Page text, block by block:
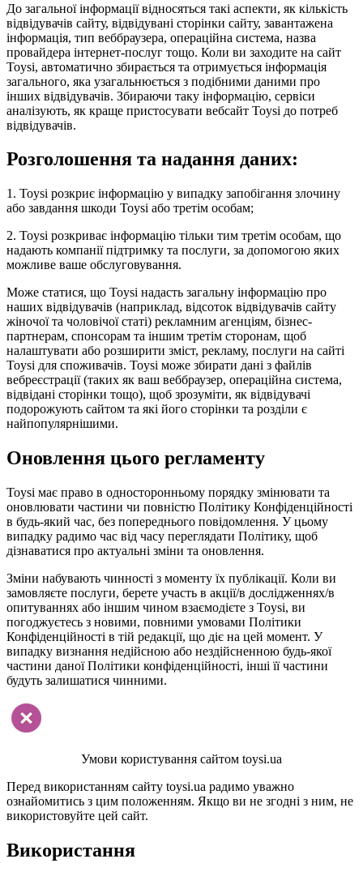
До загальної інформації відносяться такі аспекти, як кількість
відвідувачів сайту, відвідувані сторінки сайту, завантажена
інформація, тип веббраузера, операційна система, назва
провайдера інтернет-послуг тощо. Коли ви заходите на сайт
Toysi, автоматично збирається та отримується інформація
загального, яка узагальнюється з подібними даними про
інших відвідувачів. Збираючи таку інформацію, сервіси
аналізують, як краще пристосувати вебсайт Toysi до потреб
відвідувачів.
Розголошення та надання даних:
1. Toysi розкриє інформацію у випадку запобігання злочину
або завдання шкоди Toysi або третім особам;
2. Toysi розкриває інформацію тільки тим третім особам, що
надають компанії підтримку та послуги, за допомогою яких
можливе ваше обслуговування.
Може статися, що Toysi надасть загальну інформацію про
наших відвідувачів (наприклад, відсоток відвідувачів сайту
жіночої та чоловічої статі) рекламним агенціям, бізнес-
партнерам, спонсорам та іншим третім сторонам, щоб
налаштувати або розширити зміст, рекламу, послуги на сайті
Toysi для споживачів. Toysi може збирати дані з файлів
вебреєстрації (таких як ваш веббраузер, операційна система,
відвідані сторінки тощо), щоб зрозуміти, як відвідувачі
подорожують сайтом та які його сторінки та розділи є
найпопулярнішими.
Оновлення цього регламенту
Toysi має право в односторонньому порядку змінювати та
оновлювати частини чи повністю Політику Конфіденційності
в будь-який час, без попереднього повідомлення. У цьому
випадку радимо час від часу переглядати Політику, щоб
дізнаватися про актуальні зміни та оновлення.
Зміни набувають чинності з моменту їх публікації. Коли ви
замовляєте послуги, берете участь в акції/в дослідженнях/в
опитуваннях або іншим чином взаємодієте з Toysi, ви
погоджуєтесь з новими, повними умовами Політики
Конфіденційності в тій редакції, що діє на цей момент. У
випадку визнання недійсною або нездійсненною будь-якої
частини даної Політики конфіденційності, інші її частини
будуть залишатися чинними.
Умови користування сайтом toysi.ua
Перед використанням сайту toysi.ua радимо уважно
ознайомитись з цим положенням. Якщо ви не згодні з ним, не
використовуйте цей сайт.
Використання